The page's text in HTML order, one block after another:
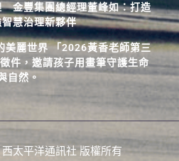
金豐集團總經理董峰如：打造
慧治理新夥伴
美麗世界 「2026黃香老師第三
件，邀請孩子用畫筆守護生命
自然。
太平洋通訊社 版權所有